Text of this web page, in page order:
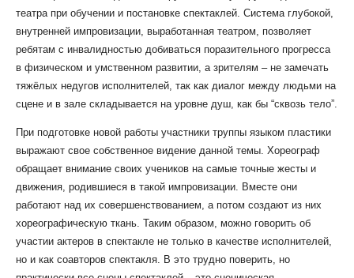
театра при обучении и постановке спектаклей. Система глубокой,
внутренней импровизации, выработанная театром, позволяет
ребятам с инвалидностью добиваться поразительного прогресса
в физическом и умственном развитии, а зрителям – не замечать
тяжёлых недугов исполнителей, так как диалог между людьми на
сцене и в зале складывается на уровне душ, как бы “сквозь тело”.
При подготовке новой работы участники труппы языком пластики
выражают свое собственное видение данной темы. Хореограф
обращает внимание своих учеников на самые точные жесты и
движения, родившиеся в такой импровизации. Вместе они
работают над их совершенствованием, а потом создают из них
хореографическую ткань. Таким образом, можно говорить об
участии актеров в спектакле не только в качестве исполнителей,
но и как соавторов спектакля. В это трудно поверить, но